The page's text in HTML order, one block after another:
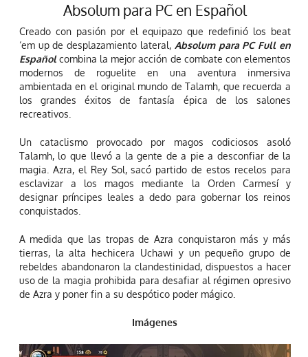
Absolum para PC en Español
Creado con pasión por el equipazo que redefinió los beat
‘em up de desplazamiento lateral, Absolum para PC Full en
Españolcombina la mejor acción de combate con elementos
modernos de roguelite en una aventura inmersiva
ambientada en el original mundo de Talamh, que recuerda a
los grandes éxitos de fantasía épica de los salones
recreativos.
Un cataclismo provocado por magos codiciosos asoló
Talamh, lo que llevó a la gente de a pie a desconfiar de la
magia. Azra, el Rey Sol, sacó partido de estos recelos para
esclavizar a los magos mediante la Orden Carmesí y
designar príncipes leales a dedo para gobernar los reinos
conquistados.
A medida que las tropas de Azra conquistaron más y más
tierras, la alta hechicera Uchawi y un pequeño grupo de
rebeldes abandonaron la clandestinidad, dispuestos a hacer
uso de la magia prohibida para desafiar al régimen opresivo
de Azra y poner fin a su despótico poder mágico.
Imágenes